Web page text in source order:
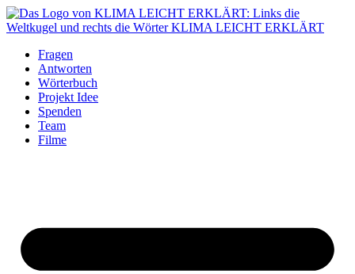
Fragen
Antworten
Wörterbuch
Projekt Idee
Spenden
Team
Filme